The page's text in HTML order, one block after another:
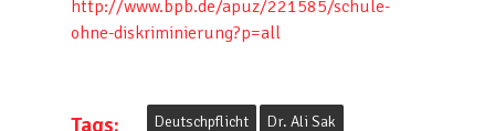
http://www.bpb.de/apuz/221585/schule-
ohne-diskriminierung?p=all
Tags: Deutschpflicht Dr. Ali Sak